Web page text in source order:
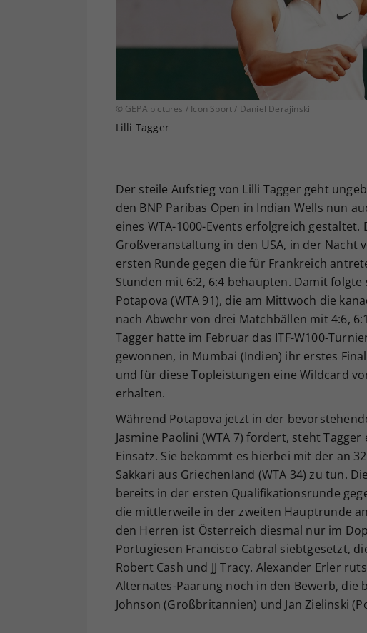
© GEPA pictures / Icon Sport / Daniel Derajinski
Lilli Tagger
Der steile Aufstieg von Lilli Tagger geht
den BNP Paribas Open in Indian Wells nun
eines WTA-1000-Events erfolgreich gestaltet.
Großveranstaltung in den USA, in der Nacht
ersten Runde gegen die für Frankreich
Stunden mit 6:2, 6:4 behaupten. Damit
Potapova (WTA 91), die am Mittwoch die
nach Abwehr von drei Matchbällen mit 4:6,
Tagger hatte im Februar das ITF-W100-
gewonnen, in Mumbai (Indien) ihr erstes
und für diese Topleistungen eine Wildcard
erhalten.
Während Potapova jetzt in der
Jasmine Paolini (WTA 7) fordert, steht
Einsatz. Sie bekommt es hierbei mit der an
Sakkari aus Griechenland (WTA 34) zu tun.
bereits in der ersten Qualifikationsrunde
die mittlerweile in der zweiten Hauptrunde
den Herren ist Österreich diesmal nur im
Portugiesen Francisco Cabral siebtgesetzt,
Robert Cash und JJ Tracy. Alexander Erler
Alternates-Paarung noch in den Bewerb, die
Johnson (Großbritannien) und Jan Zielinski